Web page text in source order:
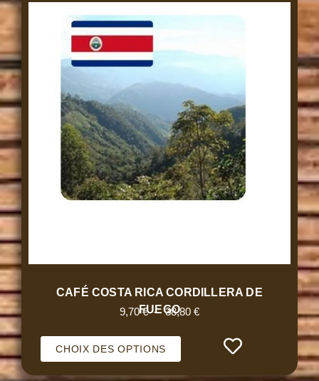
CAFÉ COSTA RICA CORDILLERA DE
FUEGO
9,70€ – 38,80 €
CHOIX DES OPTIONS